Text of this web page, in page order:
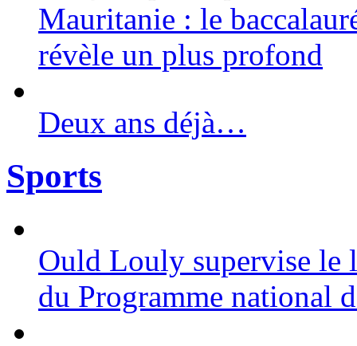
Mauritanie : le
révèle un plus profond
Deux ans déjà…
Sports
Ould Louly supervise le
du Programme national